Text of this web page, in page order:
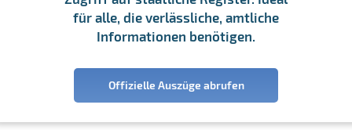
für alle, die verlässliche, amtliche
Informationen benötigen.
Offizielle Auszüge abrufen